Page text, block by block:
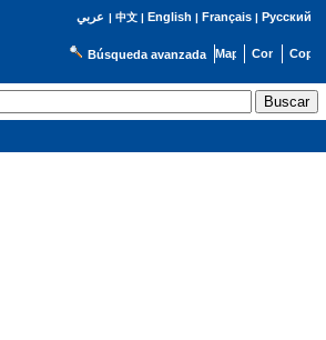
عربي | 中文| English | Français| Русский
Búsqueda avanzada